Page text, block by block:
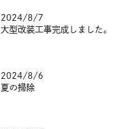
2024/8/7
大型改装工事完成しました。
2024/8/6
夏の掃除